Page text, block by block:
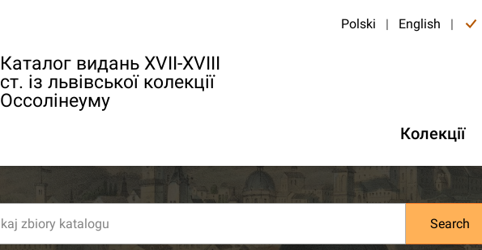
Каталог видань XVII-XVIII
ст. із львівської колекції
Оссолінеуму
Polski | English |
Колекції
Search